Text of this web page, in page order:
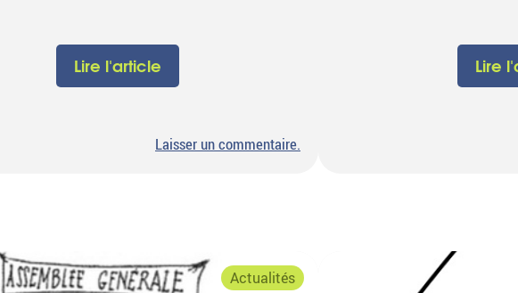
Lire l'article
Laisser un commentairesur
.
Lire
Actualités